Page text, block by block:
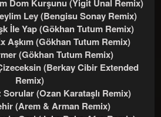
Dom Kurşunu (Yigit Ünal Remix)
Ley (Bengisu Sonay Remix)
İle Yap (Gökhan Tutum Remix)
Aşkım (Gökhan Tutum Remix)
(Gökhan Tutum Remix)
(Berkay Cibir Extended
Remix)
Sorular (Ozan Karataşlı Remix)
(Arem & Arman Remix)